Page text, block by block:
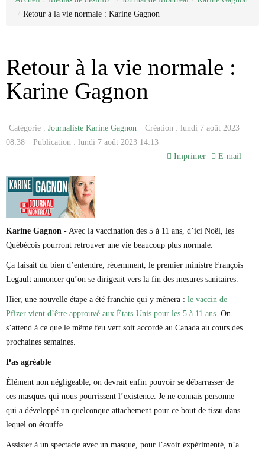
Nous joindre
Juridique
Allimentation/santé
Recettes
Arnaque
Pharmaceutique
Médicaments
Ordre Professionnel
Collège des medecins
Comptable
Traduction
Categorie
Justice / faits divers
Personnalité publique
Politique
Claude Villeneuve
Denise Bombardier
Elsie Lefebvre
Emmanuelle Latraverse
Fatima Houda-Pepin
Gilles Proulx
Guillaume St-Pierre
Josée Legault
Karine Gagnon
Loic Tassé
Madeleine Pilote-Côté
Marc-André Leclerc
Michel Girard
Mario Dumont
Marie-Eve Doyon
Mathieu Bock Côté
Nathalie Elgrably
Philippe Léger
Pierre Martin
Remi Nadeau
Réjean Parent
Sophie Durocher
Thomas Mulcair
Véronyque Tremblay
/ Retour à la vie normale : Karine Gagnon
Retour à la vie normale :
Karine Gagnon
Catégorie : Journaliste Karine Gagnon
Création : lundi 7 août 2023
08:38
Publication : lundi 7 août 2023 14:13
Imprimer
E-mail
Karine Gagnon - Avec la vaccination des 5 à 11 ans, d’ici Noël, les
Québécois pourront retrouver une vie beaucoup plus normale.
Ça faisait du bien d’entendre, récemment, le premier ministre François
Legault annoncer qu’on se dirigeait vers la fin des mesures sanitaires.
Hier, une nouvelle étape a été franchie qui y mènera : le vaccin de
Pfizer vient d’être approuvé aux États-Unis pour les 5 à 11 ans. On
s’attend à ce que le même feu vert soit accordé au Canada au cours des
prochaines semaines.
Pas agréable
Élément non négligeable, on devrait enfin pouvoir se débarrasser de
ces masques qui nous pourrissent l’existence. Je ne connais personne
qui a développé un quelconque attachement pour ce bout de tissu dans
lequel on étouffe.
Assister à un spectacle avec un masque, pour l’avoir expérimenté, n’a